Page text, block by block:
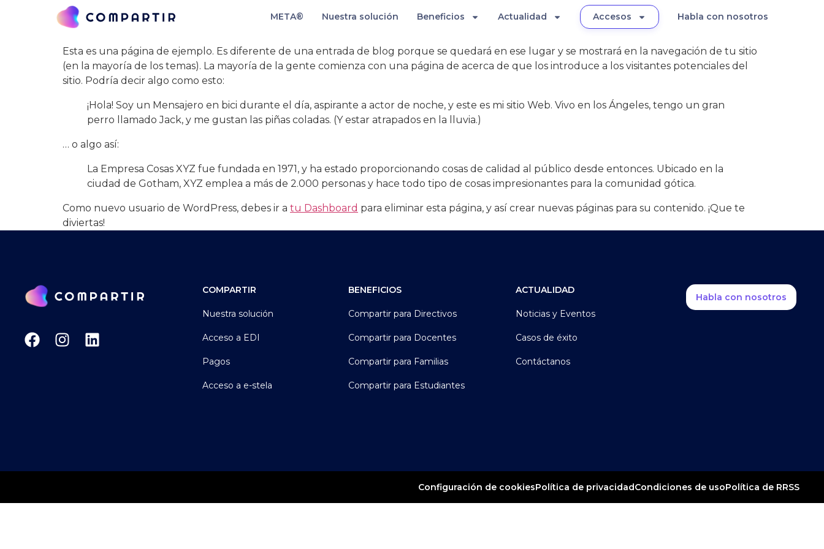
META® Nuestra solución Beneficios Actualidad Accesos Habla con nosotros
Página de ejemplo
Esta es una página de ejemplo. Es diferente de una entrada de blog porque se quedará en ese lugar y se mostrará en la navegación de tu sitio
(en la mayoría de los temas). La mayoría de la gente comienza con una página de acerca de que los introduce a los visitantes potenciales del
sitio. Podría decir algo como esto:
¡Hola! Soy un Mensajero en bici durante el día, aspirante a actor de noche, y este es mi sitio Web. Vivo en los Ángeles, tengo un gran
perro llamado Jack, y me gustan las piñas coladas. (Y estar atrapados en la lluvia.)
… o algo así:
La Empresa Cosas XYZ fue fundada en 1971, y ha estado proporcionando cosas de calidad al público desde entonces. Ubicado en la
ciudad de Gotham, XYZ emplea a más de 2.000 personas y hace todo tipo de cosas impresionantes para la comunidad gótica.
Como nuevo usuario de WordPress, debes ir a tu Dashboard para eliminar esta página, y así crear nuevas páginas para su contenido. ¡Que te
diviertas!
COMPARTIR
Nuestra solución
Acceso a EDI
Pagos
Acceso a e-stela
BENEFICIOS
Compartir para Directivos
Compartir para Docentes
Compartir para Familias
Compartir para Estudiantes
ACTUALIDAD
Noticias y Eventos
Casos de éxito
Contáctanos
Habla con nosotros
Configuración de cookiesPolítica de privacidadCondiciones de usoPolítica de RRSS